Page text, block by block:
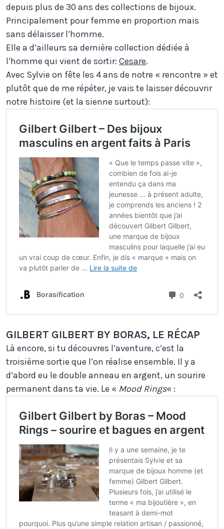
depuis plus de 30 ans des collections de bijoux.
Principalement pour femme en proportion mais
sans délaisser l’homme.
Elle a d’ailleurs sa dernière collection dédiée à
l’homme qui vient de sortir: Cesare.
Avec Sylvie on fête les 4 ans de notre « rencontre » et
plutôt que de me répéter, je vais te laisser découvrir
notre histoire (et la sienne surtout):
GILBERT GILBERT BY BORAS, LE RÉCAP
Là encore, si tu découvres l’aventure, c’est la
troisième sortie que l’on réalise ensemble. Il y a
d’abord eu le double anneau en argent, un sourire
permanent dans ta vie. Le « Mood Rings« :